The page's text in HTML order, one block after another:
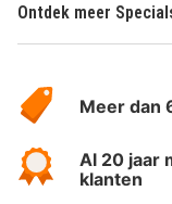
Ontdek meer
HotelSpecials
Meer dan
Al 20 jaar
klanten